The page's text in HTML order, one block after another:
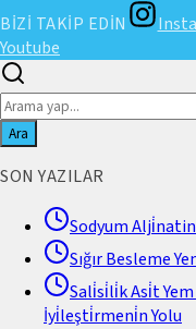
BİZİ TAKİP EDİN
Youtube
Ara
SON YAZILAR
Sodyum
Sığır Besleme
Sali̇si̇li̇k Asi̇t
İyi̇leşti̇rmeni̇n Yolu